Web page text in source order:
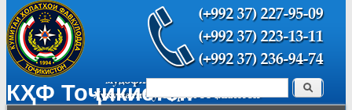
КҲФ ТоҷикистонФорма поиска Поиск